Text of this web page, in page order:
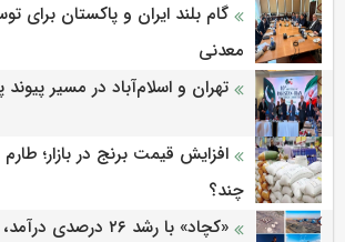
گام بلند ایران و پاکستان برای
معدنی
تهران و اسلام‌آباد در مسیر پیوند
افزایش قیمت برنج در بازار؛
چند؟
«کچاد» با رشد ۲۶